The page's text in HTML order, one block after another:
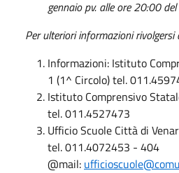
gennaio pv. alle ore 20:00
Per ulteriori informazioni rivolgersi
Informazioni: Istituto
1 (1^ Circolo) tel.
Istituto Comprensivo
tel. 011.4527473
Ufficio Scuole Città di
tel. 011.4072453 - 404
@mail: